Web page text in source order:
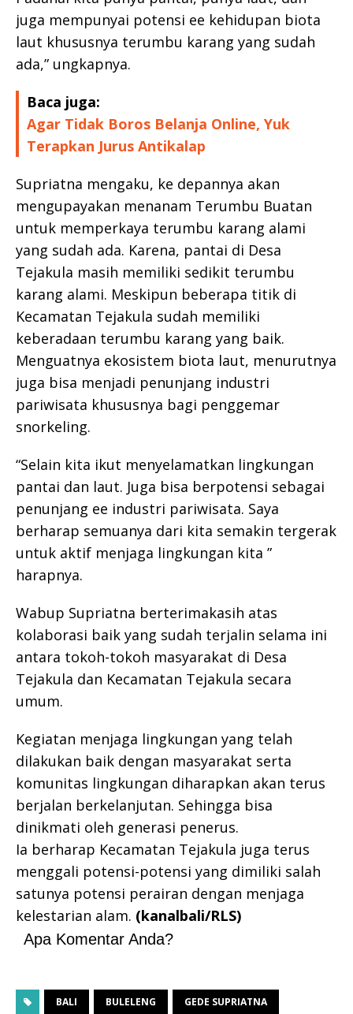
juga mempunyai potensi ee kehidupan biota
laut khususnya terumbu karang yang sudah
ada,” ungkapnya.
Baca juga:
Agar Tidak Boros Belanja Online, Yuk
Terapkan Jurus Antikalap
Supriatna mengaku, ke depannya akan
mengupayakan menanam Terumbu Buatan
untuk memperkaya terumbu karang alami
yang sudah ada. Karena, pantai di Desa
Tejakula masih memiliki sedikit terumbu
karang alami. Meskipun beberapa titik di
Kecamatan Tejakula sudah memiliki
keberadaan terumbu karang yang baik.
Menguatnya ekosistem biota laut, menurutnya
juga bisa menjadi penunjang industri
pariwisata khususnya bagi penggemar
snorkeling.
“Selain kita ikut menyelamatkan lingkungan
pantai dan laut. Juga bisa berpotensi sebagai
penunjang ee industri pariwisata. Saya
berharap semuanya dari kita semakin tergerak
untuk aktif menjaga lingkungan kita ”
harapnya.
Wabup Supriatna berterimakasih atas
kolaborasi baik yang sudah terjalin selama ini
antara tokoh-tokoh masyarakat di Desa
Tejakula dan Kecamatan Tejakula secara
umum.
Kegiatan menjaga lingkungan yang telah
dilakukan baik dengan masyarakat serta
komunitas lingkungan diharapkan akan terus
berjalan berkelanjutan. Sehingga bisa
dinikmati oleh generasi penerus.
Ia berharap Kecamatan Tejakula juga terus
menggali potensi-potensi yang dimiliki salah
satunya potensi perairan dengan menjaga
kelestarian alam. (kanalbali/RLS)
Apa Komentar Anda?
BALI BULELENG GEDE SUPRIATNA